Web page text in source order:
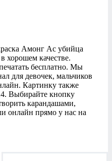
Амонг Ас убийца
хорошем качестве.
бесплатно. Мы
для девочек, мальчиков
Картинку также
Выбирайте кнопку
карандашами,
онлайн прямо у нас на